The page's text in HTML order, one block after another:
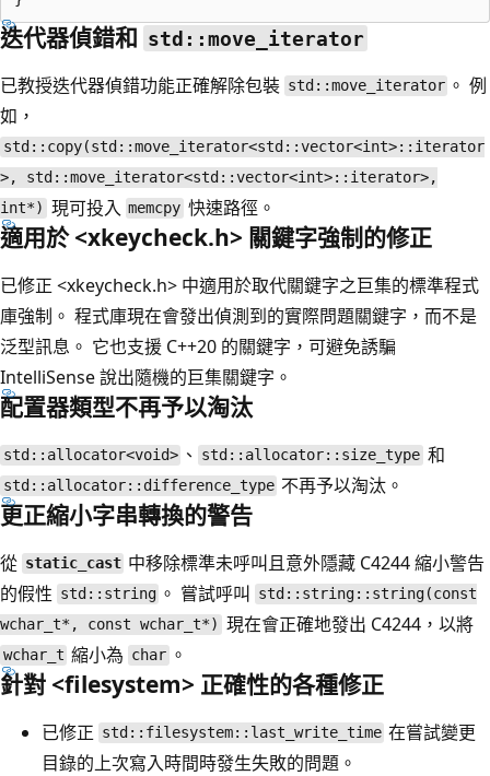
迭代器偵錯和 std::move_iterator
已教授迭代器偵錯功能正確解除包裝 std::move_iterator 。 例
如，
std::copy(std::move_iterator<std::vector<int>::iterator
>, std::move_iterator<std::vector<int>::iterator>,
int*) 現可投入 memcpy 快速路徑。
適用於 <xkeycheck.h> 關鍵字強制的修正
已修正 <xkeycheck.h> 中適用於取代關鍵字之巨集的標準程式
庫強制。 程式庫現在會發出偵測到的實際問題關鍵字，而不是
泛型訊息。 它也支援 C++20 的關鍵字，可避免誘騙
IntelliSense 說出隨機的巨集關鍵字。
配置器類型不再予以淘汰
std::allocator<void> 、 std::allocator::size_type 和
std::allocator::difference_type 不再予以淘汰。
更正縮小字串轉換的警告
從 static_cast 中移除標準未呼叫且意外隱藏 C4244 縮小警告
的假性 std::string 。 嘗試呼叫 std::string::string(const
wchar_t*, const wchar_t*) 現在會正確地發出 C4244，以將
wchar_t 縮小為 char。
針對 <filesystem> 正確性的各種修正
已修正 std::filesystem::last_write_time 在嘗試變更
目錄的上次寫入時間時發生失敗的問題。